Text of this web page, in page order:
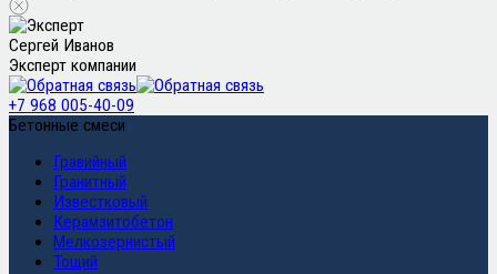
Сергей Иванов
Эксперт компании
+7 968 005-40-09
Бетонные смеси
Гравийный
Гранитный
Известковый
Керамзитобетон
Мелкозернистый
Тощий